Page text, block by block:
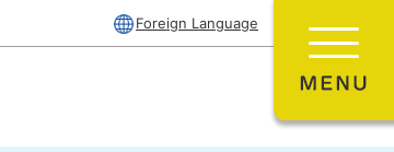
Foreign Language